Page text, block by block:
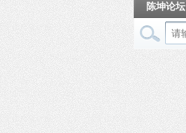
陈坤论坛